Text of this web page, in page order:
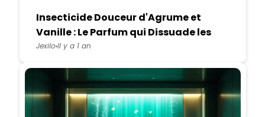
Insecticide Douceur d'Agrume et
Vanille : Le Parfum qui Dissuade les
Insectes
JexiloIl y a 1 an